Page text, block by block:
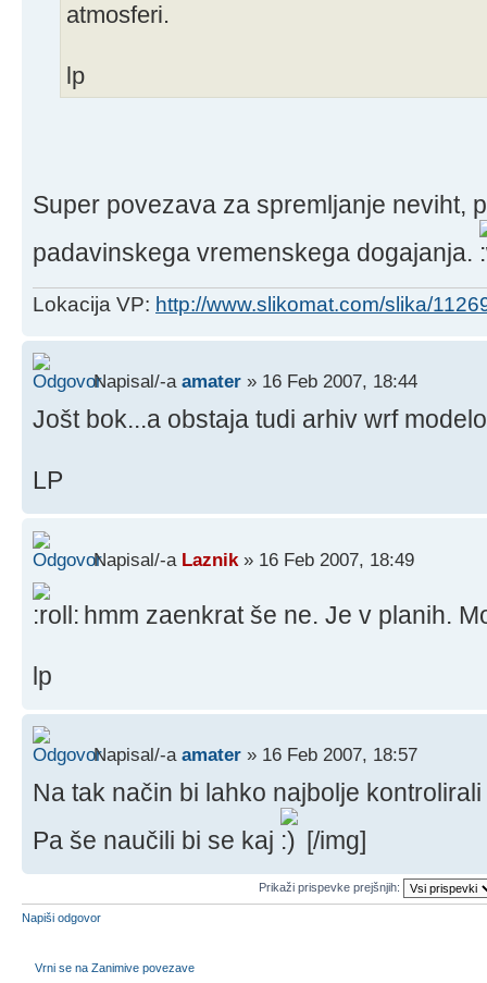
atmosferi.
lp
Super povezava za spremljanje neviht,
padavinskega vremenskega dogajanja.
Lokacija VP: http://www.slikomat.com/slika/
Napisal/-a amater » 16 Feb 2007, 18:44
Jošt bok...a obstaja tudi arhiv wrf
LP
Napisal/-a Laznik » 16 Feb 2007, 18:49
hmm zaenkrat še ne. Je v planih.
lp
Napisal/-a amater » 16 Feb 2007, 18:57
Na tak način bi lahko najbolje
Pa še naučili bi se kaj
[/img]
Prikaži prispevke prejšnjih:
Napiši odgovor
Vrni se na Zanimive povezave